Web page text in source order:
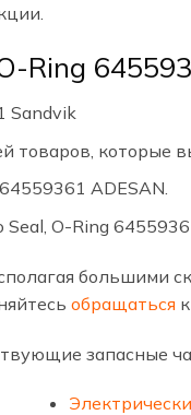
Ring
Sandvik
товаров, которые
ADESAN.
O-Ring
большими
обращаться
запасные